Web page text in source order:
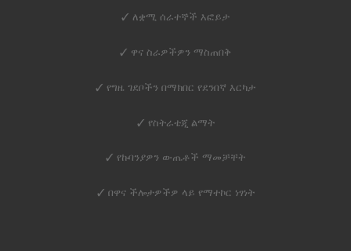
✓ ለቋሚ ሰራተኞች እፎይታ
✓ ዋና ስራዎችዎን ማስጠበቅ
✓ የግዜ ገደቦችን በማክበር የደንበኛ እርካታ
✓ የስትራቴጂ ልማት
✓ የኩባንያዎን ውጤቶች ማመቻቸት
✓ በዋና ችሎታዎችዎ ላይ የማተኮር ነፃነት